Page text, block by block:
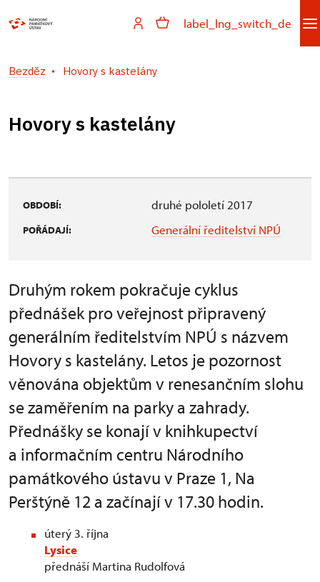
label_lng_switch_de
Bezděz Hovory s kastelány
Hovory s kastelány
OBDOBÍ: druhé pololetí 2017
POŘÁDAJÍ: Generální ředitelství NPÚ
Druhým rokem pokračuje cyklus
přednášek pro veřejnost připravený
generálním ředitelstvím NPÚ s názvem
Hovory s kastelány. Letos je pozornost
věnována objektům v renesančním slohu
se zaměřením na parky a zahrady.
Přednášky se konají v knihkupectví
a informačním centru Národního
památkového ústavu v Praze 1, Na
Perštýně 12 a začínají v 17.30 hodin.
úterý 3. října
Lysice
přednáší Martina Rudolfová